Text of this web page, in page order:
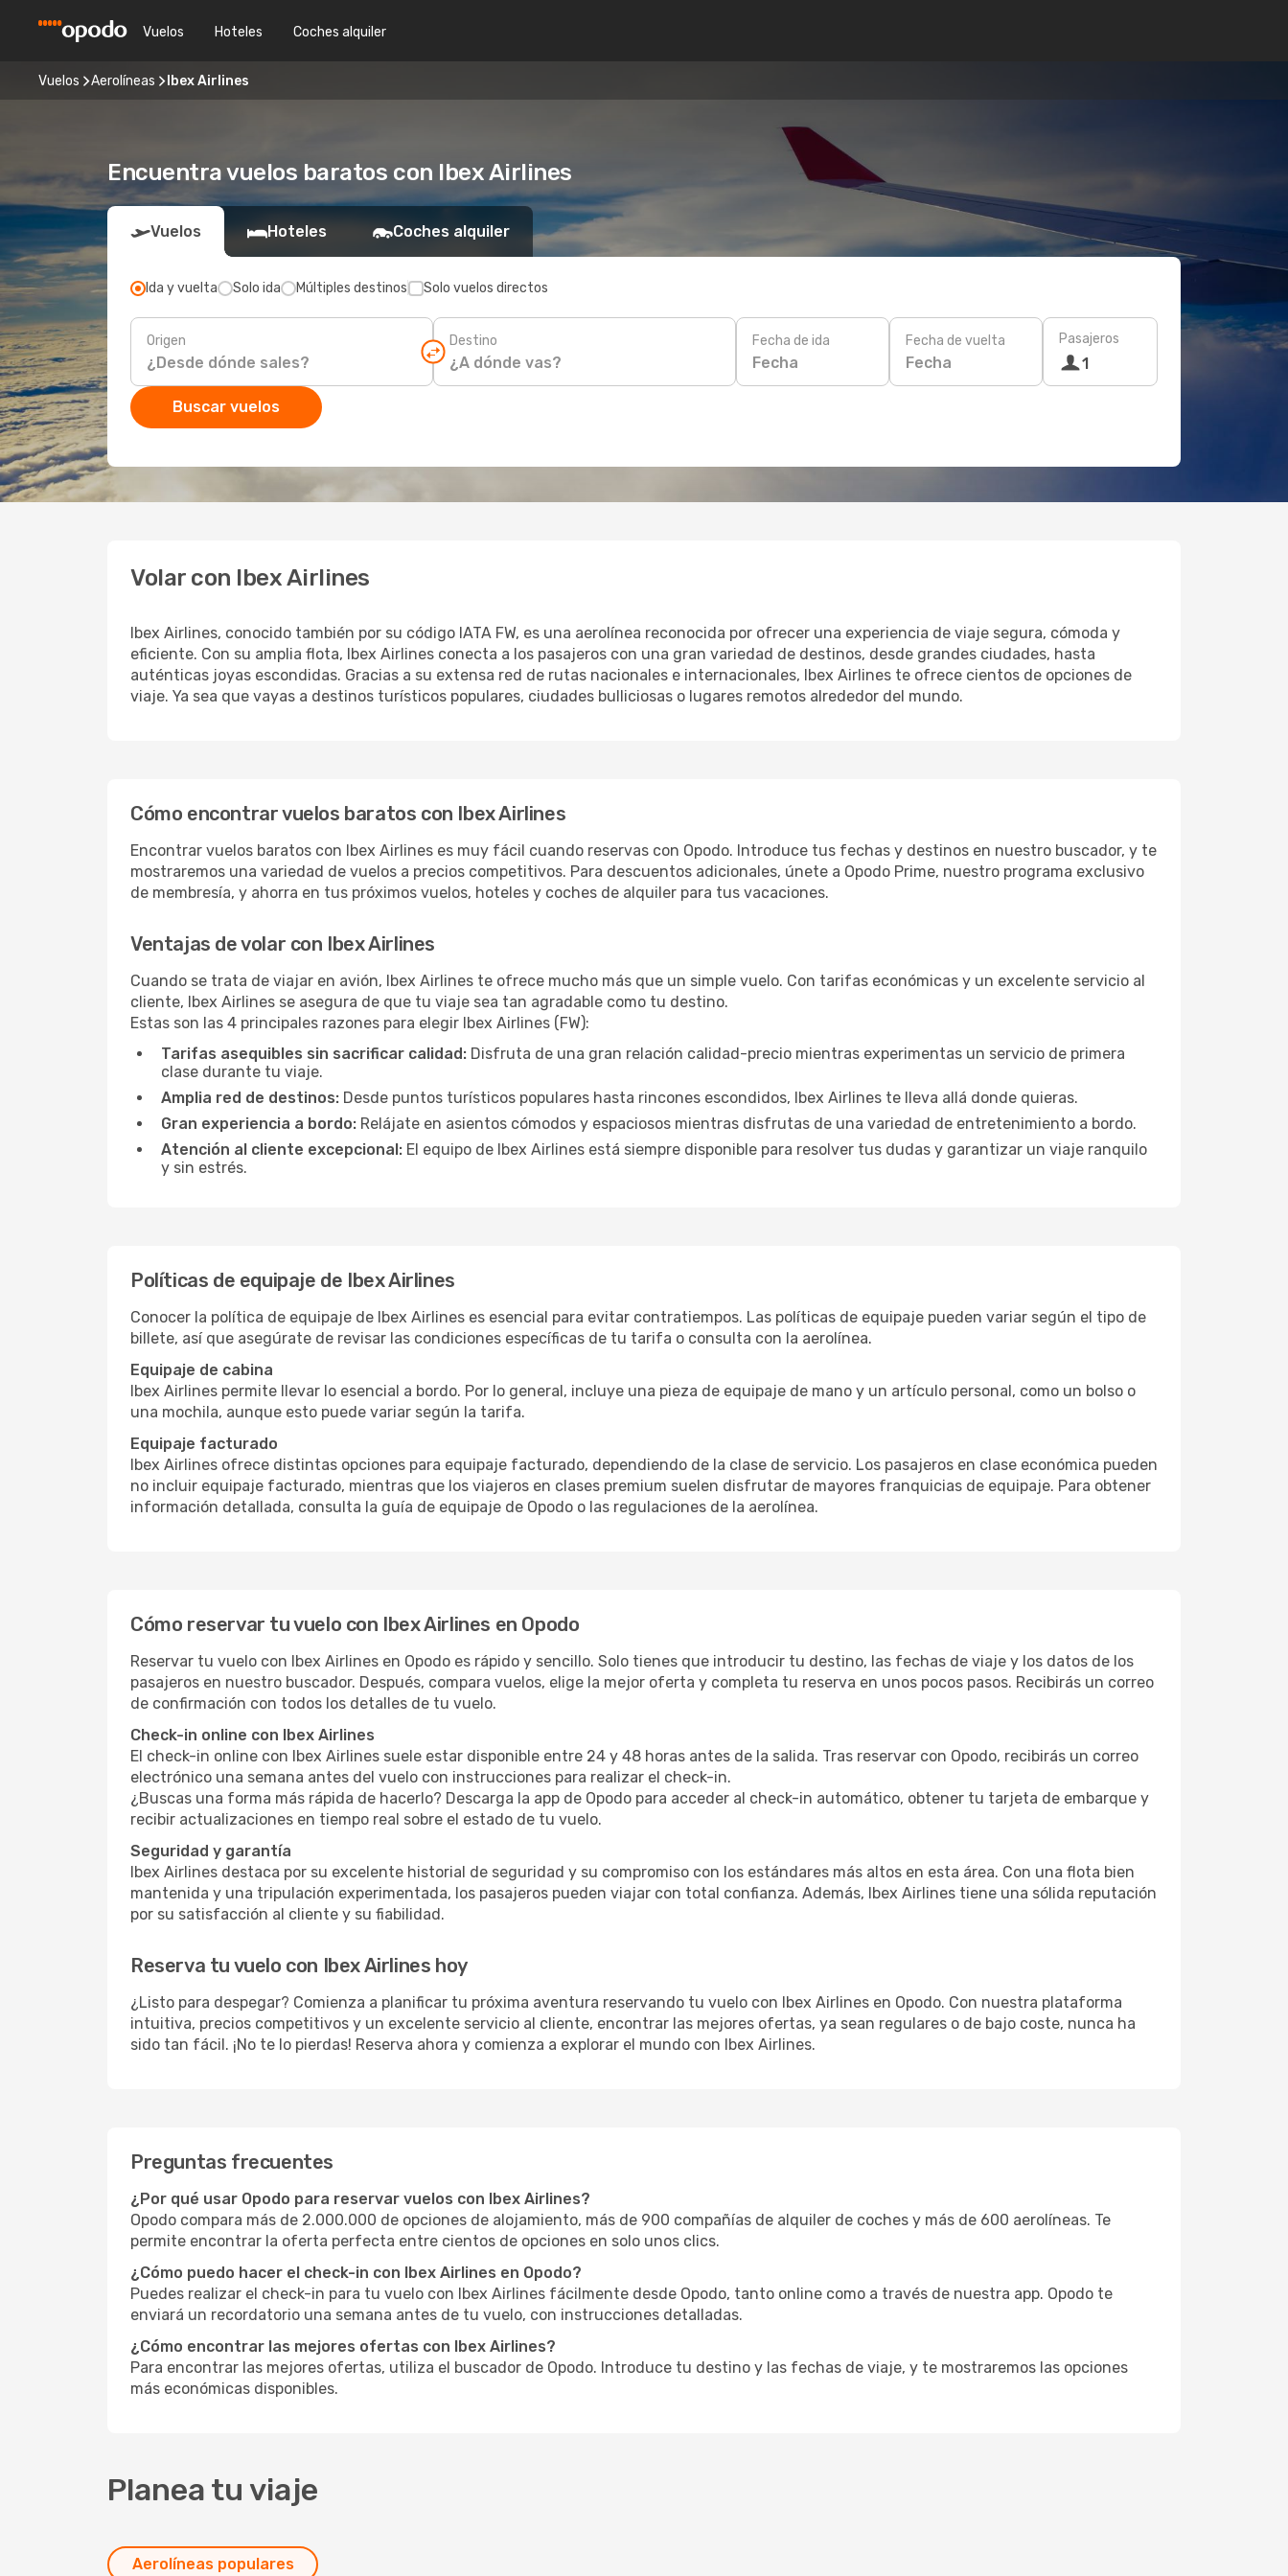
Vuelos Hoteles Coches alquiler
Vuelos Aerolíneas Ibex Airlines
Encuentra vuelos baratos con Ibex Airlines
Vuelos Hoteles Coches alquiler
Ida y vuelta Solo ida Múltiples destinos Solo vuelos directos
Origen Destino Fecha de ida
Fecha
Fecha de vuelta
Fecha
Pasajeros
1
Buscar vuelos
Volar con Ibex Airlines
Ibex Airlines, conocido también por su código IATA FW, es una aerolínea reconocida por ofrecer una experiencia de viaje segura, cómoda y
eficiente. Con su amplia flota, Ibex Airlines conecta a los pasajeros con una gran variedad de destinos, desde grandes ciudades, hasta
auténticas joyas escondidas. Gracias a su extensa red de rutas nacionales e internacionales, Ibex Airlines te ofrece cientos de opciones de
viaje. Ya sea que vayas a destinos turísticos populares, ciudades bulliciosas o lugares remotos alrededor del mundo.
Cómo encontrar vuelos baratos con Ibex Airlines
Encontrar vuelos baratos con Ibex Airlines es muy fácil cuando reservas con Opodo. Introduce tus fechas y destinos en nuestro buscador, y te
mostraremos una variedad de vuelos a precios competitivos. Para descuentos adicionales, únete a Opodo Prime, nuestro programa exclusivo
de membresía, y ahorra en tus próximos vuelos, hoteles y coches de alquiler para tus vacaciones.
Ventajas de volar con Ibex Airlines
Cuando se trata de viajar en avión, Ibex Airlines te ofrece mucho más que un simple vuelo. Con tarifas económicas y un excelente servicio al
cliente, Ibex Airlines se asegura de que tu viaje sea tan agradable como tu destino.
Estas son las 4 principales razones para elegir Ibex Airlines (FW):
Tarifas asequibles sin sacrificar calidad: Disfruta de una gran relación calidad-precio mientras experimentas un servicio de primera
clase durante tu viaje.
Amplia red de destinos: Desde puntos turísticos populares hasta rincones escondidos, Ibex Airlines te lleva allá donde quieras.
Gran experiencia a bordo: Relájate en asientos cómodos y espaciosos mientras disfrutas de una variedad de entretenimiento a bordo.
Atención al cliente excepcional: El equipo de Ibex Airlines está siempre disponible para resolver tus dudas y garantizar un viaje ranquilo
y sin estrés.
Políticas de equipaje de Ibex Airlines
Conocer la política de equipaje de Ibex Airlines es esencial para evitar contratiempos. Las políticas de equipaje pueden variar según el tipo de
billete, así que asegúrate de revisar las condiciones específicas de tu tarifa o consulta con la aerolínea.
Equipaje de cabina
Ibex Airlines permite llevar lo esencial a bordo. Por lo general, incluye una pieza de equipaje de mano y un artículo personal, como un bolso o
una mochila, aunque esto puede variar según la tarifa.
Equipaje facturado
Ibex Airlines ofrece distintas opciones para equipaje facturado, dependiendo de la clase de servicio. Los pasajeros en clase económica pueden
no incluir equipaje facturado, mientras que los viajeros en clases premium suelen disfrutar de mayores franquicias de equipaje. Para obtener
información detallada, consulta la guía de equipaje de Opodo o las regulaciones de la aerolínea.
Cómo reservar tu vuelo con Ibex Airlines en Opodo
Reservar tu vuelo con Ibex Airlines en Opodo es rápido y sencillo. Solo tienes que introducir tu destino, las fechas de viaje y los datos de los
pasajeros en nuestro buscador. Después, compara vuelos, elige la mejor oferta y completa tu reserva en unos pocos pasos. Recibirás un correo
de confirmación con todos los detalles de tu vuelo.
Check-in online con Ibex Airlines
El check-in online con Ibex Airlines suele estar disponible entre 24 y 48 horas antes de la salida. Tras reservar con Opodo, recibirás un correo
electrónico una semana antes del vuelo con instrucciones para realizar el check-in.
¿Buscas una forma más rápida de hacerlo? Descarga la app de Opodo para acceder al check-in automático, obtener tu tarjeta de embarque y
recibir actualizaciones en tiempo real sobre el estado de tu vuelo.
Seguridad y garantía
Ibex Airlines destaca por su excelente historial de seguridad y su compromiso con los estándares más altos en esta área. Con una flota bien
mantenida y una tripulación experimentada, los pasajeros pueden viajar con total confianza. Además, Ibex Airlines tiene una sólida reputación
por su satisfacción al cliente y su fiabilidad.
Reserva tu vuelo con Ibex Airlines hoy
¿Listo para despegar? Comienza a planificar tu próxima aventura reservando tu vuelo con Ibex Airlines en Opodo. Con nuestra plataforma
intuitiva, precios competitivos y un excelente servicio al cliente, encontrar las mejores ofertas, ya sean regulares o de bajo coste, nunca ha
sido tan fácil. ¡No te lo pierdas! Reserva ahora y comienza a explorar el mundo con Ibex Airlines.
Preguntas frecuentes
¿Por qué usar Opodo para reservar vuelos con Ibex Airlines?
Opodo compara más de 2.000.000 de opciones de alojamiento, más de 900 compañías de alquiler de coches y más de 600 aerolíneas. Te
permite encontrar la oferta perfecta entre cientos de opciones en solo unos clics.
¿Cómo puedo hacer el check-in con Ibex Airlines en Opodo?
Puedes realizar el check-in para tu vuelo con Ibex Airlines fácilmente desde Opodo, tanto online como a través de nuestra app. Opodo te
enviará un recordatorio una semana antes de tu vuelo, con instrucciones detalladas.
¿Cómo encontrar las mejores ofertas con Ibex Airlines?
Para encontrar las mejores ofertas, utiliza el buscador de Opodo. Introduce tu destino y las fechas de viaje, y te mostraremos las opciones
más económicas disponibles.
Planea tu viaje
Aerolíneas populares